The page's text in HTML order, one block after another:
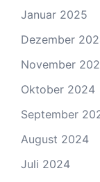
Januar 2025
Dezember
November
Oktober 2024
September
August 2024
Juli 2024